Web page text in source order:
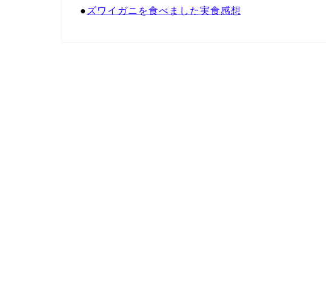
● ズワイガニを食べました実食感想